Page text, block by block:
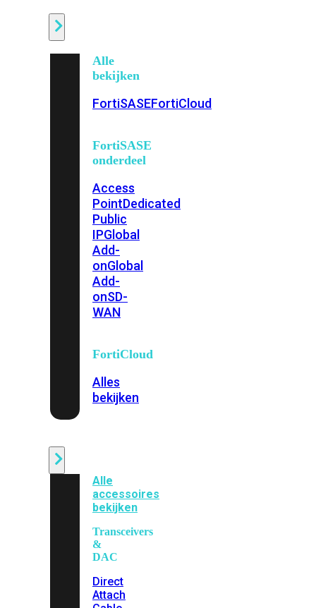
Alle
bekijken
FortiSASEFortiCloud
FortiSASE
onderdeel
Access
PointDedicated
Public
IPGlobal
Add-
onGlobal
Add-
onSD-
WAN
FortiCloud
Alles
bekijken
Alle
accessoires
bekijken
Transceivers
&
DAC
Direct
Attach